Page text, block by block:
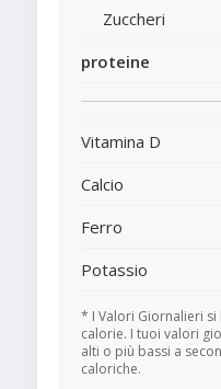
Zuccheri
proteine
Vitamina D
Calcio
Ferro
Potassio
* I Valori Giornalieri si
calorie. I tuoi valori
alti o più bassi a
caloriche.